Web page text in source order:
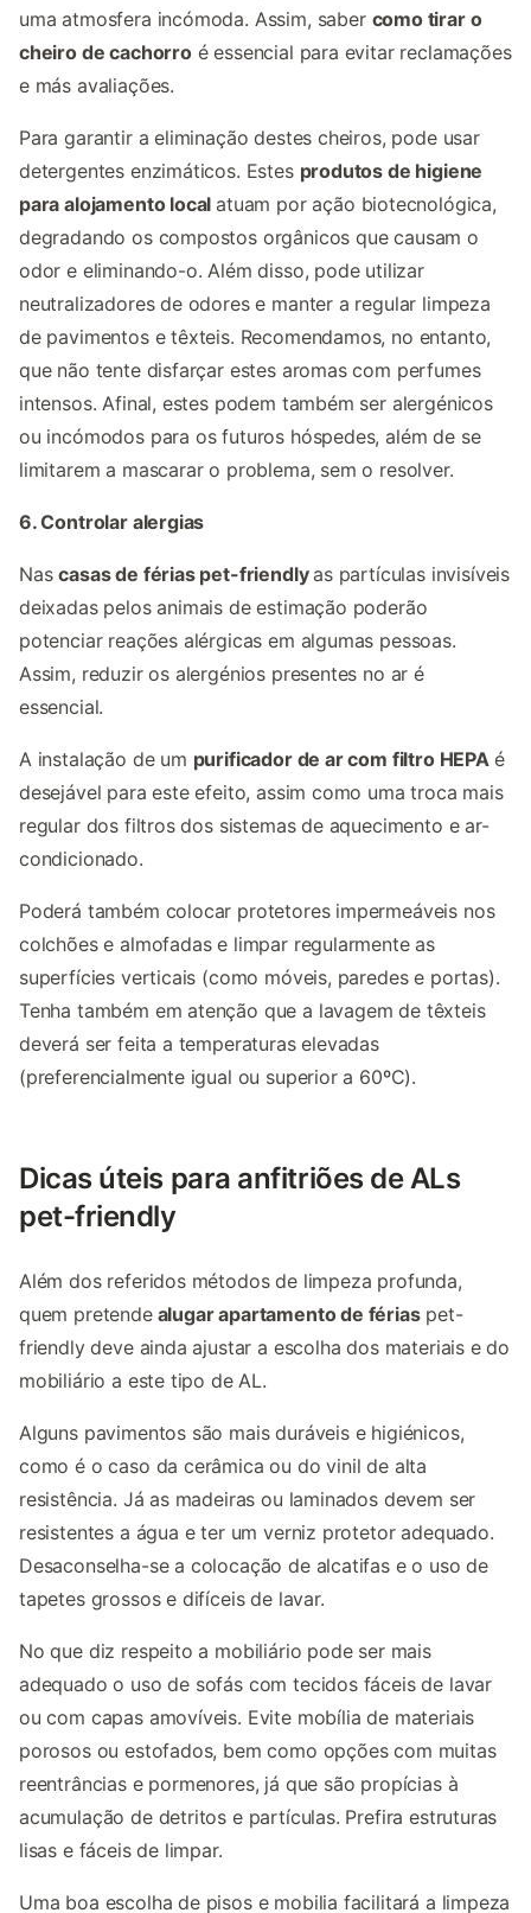
uma atmosfera incómoda. Assim, saber como tirar o
cheiro de cachorroé essencial para evitar reclamações
e más avaliações.
Para garantir a eliminação destes cheiros, pode usar
detergentes enzimáticos. Estes produtos de higiene
para alojamento localatuam por ação biotecnológica,
degradando os compostos orgânicos que causam o
odor e eliminando-o. Além disso, pode utilizar
neutralizadores de odores e manter a regular limpeza
de pavimentos e têxteis. Recomendamos, no entanto,
que não tente disfarçar estes aromas com perfumes
intensos. Afinal, estes podem também ser alergénicos
ou incómodos para os futuros hóspedes, além de se
limitarem a mascarar o problema, sem o resolver.
6. Controlar alergias
Nascasas de férias pet-friendlyas partículas invisíveis
deixadas pelos animais de estimação poderão
potenciar reações alérgicas em algumas pessoas.
Assim, reduzir os alergénios presentes no ar é
essencial.
A instalação de um purificador de ar com filtro HEPA é
desejável para este efeito, assim como uma troca mais
regular dos filtros dos sistemas de aquecimento e ar-
condicionado.
Poderá também colocar protetores impermeáveis nos
colchões e almofadas e limpar regularmente as
superfícies verticais (como móveis, paredes e portas).
Tenha também em atenção que a lavagem de têxteis
deverá ser feita a temperaturas elevadas
(preferencialmente igual ou superior a 60ºC).
Dicas úteis para anfitriões de ALs
pet-friendly
Além dos referidos métodos de limpeza profunda,
quem pretendealugar apartamento de fériaspet-
friendly deve ainda ajustar a escolha dos materiais e do
mobiliário a este tipo de AL.
Alguns pavimentos são mais duráveis e higiénicos,
como é o caso da cerâmica ou do vinil de alta
resistência. Já as madeiras ou laminados devem ser
resistentes a água e ter um verniz protetor adequado.
Desaconselha-se a colocação de alcatifas e o uso de
tapetes grossos e difíceis de lavar.
No que diz respeito a mobiliário pode ser mais
adequado o uso de sofás com tecidos fáceis de lavar
ou com capas amovíveis. Evite mobília de materiais
porosos ou estofados, bem como opções com muitas
reentrâncias e pormenores, já que são propícias à
acumulação de detritos e partículas. Prefira estruturas
lisas e fáceis de limpar.
Uma boa escolha de pisos e mobilia facilitará a limpeza